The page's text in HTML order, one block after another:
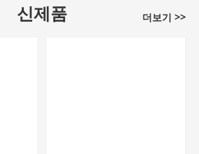
신제품 더보기 >>